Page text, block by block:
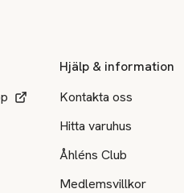
Hjälp & information
Kontakta oss
Hitta varuhus
Åhléns Club
Medlemsvillkor